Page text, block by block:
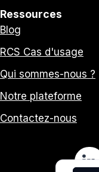
Ressources
Blog
RCS Cas d'usage
Qui sommes-nous ?
Notre plateforme
Contactez-nous